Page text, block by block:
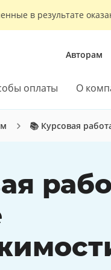
в результате
Авторам
оплаты О
📚 Курсовая